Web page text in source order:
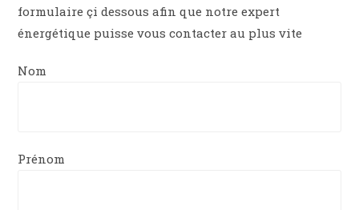
formulaire çi dessous afin que notre expert
énergétique puisse vous contacter au plus vite
Nom
Prénom